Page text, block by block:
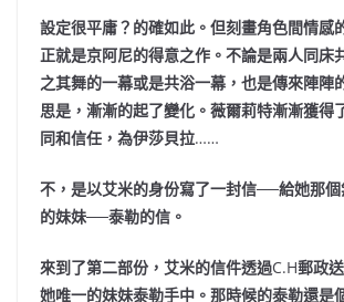
設定很平庸？的確如此。但刻畫角色間情感
正就是京阿尼的得意之作。不論是兩人同床
之其舞的一幕或是共浴一幕，也是傳來陣陣
思是，漸漸的起了變化。薇爾莉特漸漸獲得
同和信任，為伊莎貝拉……
不，是以艾米的身份寫了一封信──給她那
的妹妹──泰勒的信。
來到了第二部份，艾米的信件透過C.H郵政
她唯一的妹妹泰勒手中。那時候的泰勒還是